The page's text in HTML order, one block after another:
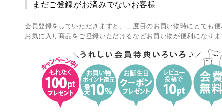
まだご登録がお済みでないお客様
会員登録をしていただきますと、二度目のお買い物時にとても便
お気に入り商品をご登録いただけるなどお買い物が便利になりま